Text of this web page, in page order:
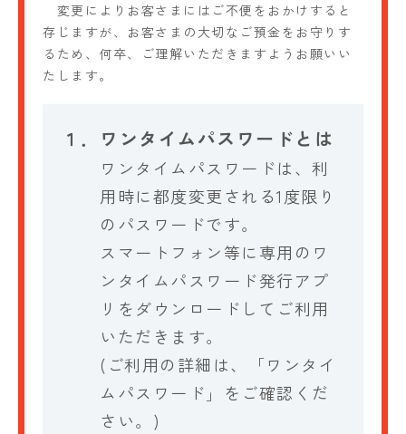
変更によりお客さまにはご不便をおかけすると
存じますが、お客さまの大切なご預金をお守りす
るため、何卒、ご理解いただきますようお願いい
たします。
１． ワンタイムパスワードとは
ワンタイムパスワードは、利
用時に都度変更される1度限り
のパスワードです。
スマートフォン等に専用のワ
ンタイムパスワード発行アプ
リをダウンロードしてご利用
いただきます。
(ご利用の詳細は、「ワンタイ
ムパスワード」をご確認くだ
さい。)